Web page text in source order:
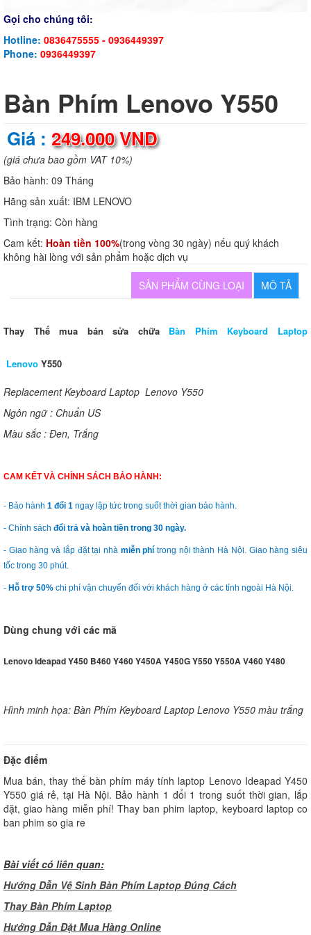
Gọi cho chúng tôi:
Hotline: 0836475555 - 0936449397
Phone: 0936449397
Bàn Phím Lenovo Y550
Giá : 249.000 VND
(giá chưa bao gồm VAT 10%)
Bảo hành: 09 Tháng
Hãng sản xuất: IBM LENOVO
Tình trạng: Còn hàng
Cam kết: Hoàn tiền 100%(trong vòng 30 ngày) nếu quý khách
không hài lòng với sản phẩm hoặc dịch vụ
MÔ TẢ
SẢN PHẨM CÙNG LOẠI
Thay Thế mua bán sửa chữa Bàn Phím Keyboard Laptop
Lenovo Y550
Replacement Keyboard Laptop Lenovo Y550
Ngôn ngữ : Chuẩn US
Màu sắc : Đen, Trắng
CAM KẾT VÀ CHÍNH SÁCH BẢO HÀNH:
- Bảo hành 1 đổi 1 ngay lập tức trong suốt thời gian bảo hành.
- Chính sách đổi trả và hoàn tiền trong 30 ngày.
- Giao hàng và lắp đặt tại nhà miễn phí trong nội thành Hà Nội. Giao hàng siêu
tốc trong 30 phút.
- Hỗ trợ 50% chi phí vận chuyển đối với khách hàng ở các tỉnh ngoài Hà Nội.
Dùng chung với các mã
Lenovo Ideapad Y450 B460 Y460 Y450A Y450G Y550 Y550A V460 Y480
Hình minh họa: Bàn Phím Keyboard Laptop Lenovo Y550 màu trắng
Đặc điểm
Mua bán, thay thế bàn phím máy tính laptop Lenovo Ideapad Y450
Y550 giá rẻ, tại Hà Nội. Bảo hành 1 đổi 1 trong suốt thời gian, lắp
đặt, giao hàng miễn phí! Thay ban phim laptop, keyboard laptop co
ban phim so gia re
Bài viết có liên quan:
Hướng Dẫn Vệ Sinh Bàn Phím Laptop Đúng Cách
Thay Bàn Phím Laptop
Hướng Dẫn Đặt Mua Hàng Online